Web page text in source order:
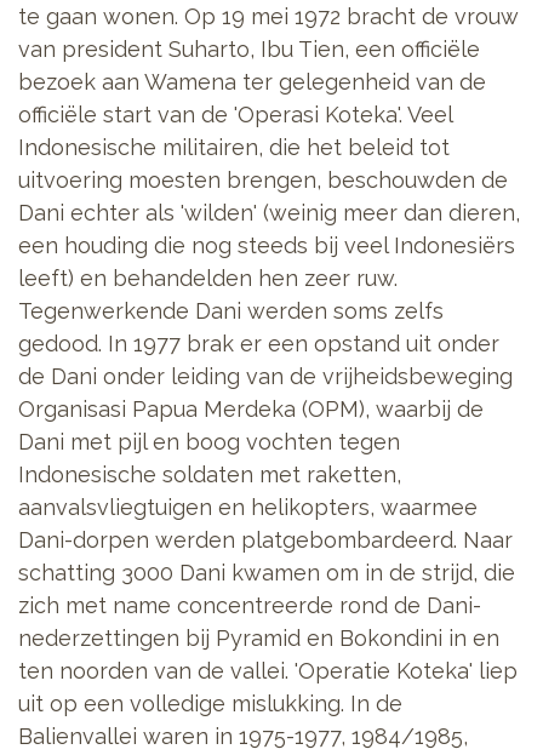
te gaan wonen. Op 19 mei 1972 bracht de vrouw
van president Suharto, Ibu Tien, een officiële
bezoek aan Wamena ter gelegenheid van de
officiële start van de 'Operasi Koteka'. Veel
Indonesische militairen, die het beleid tot
uitvoering moesten brengen, beschouwden de
Dani echter als 'wilden' (weinig meer dan dieren,
een houding die nog steeds bij veel Indonesiërs
leeft) en behandelden hen zeer ruw.
Tegenwerkende Dani werden soms zelfs
gedood. In 1977 brak er een opstand uit onder
de Dani onder leiding van de vrijheidsbeweging
Organisasi Papua Merdeka (OPM), waarbij de
Dani met pijl en boog vochten tegen
Indonesische soldaten met raketten,
aanvalsvliegtuigen en helikopters, waarmee
Dani-dorpen werden platgebombardeerd. Naar
schatting 3000 Dani kwamen om in de strijd, die
zich met name concentreerde rond de Dani-
nederzettingen bij Pyramid en Bokondini in en
ten noorden van de vallei. 'Operatie Koteka' liep
uit op een volledige mislukking. In de
Balienvallei waren in 1975-1977, 1984/1985,